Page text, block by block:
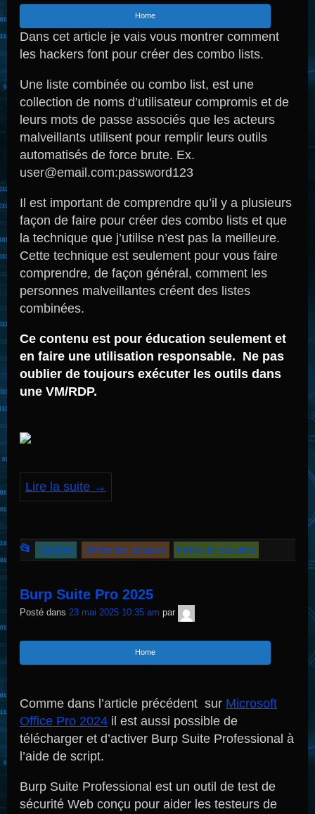
Home
Dans cet article je vais vous montrer comment
les hackers font pour créer des combo lists.
Une liste combinée ou combo list, est une
collection de noms d’utilisateur compromis et de
leurs mots de passe associés que les acteurs
malveillants utilisent pour remplir leurs outils
automatisés de force brute. Ex.
user@email.com:password123
Il est important de comprendre qu’il y a plusieurs
façon de faire pour créer des combo lists et que
la technique que j’utilise n’est pas la meilleure.
Cette technique est seulement pour vous faire
comprendre, de façon général, comment les
personnes malveillantes créent des listes
combinées.
Ce contenu est pour éducation seulement et
en faire une utilisation responsable. Ne pas
oublier de toujours exécuter les outils dans
une VM/RDP.
Lire la suite →
📂
Cet
été
dans
Cracking Différentes attaques Failles de sécurités
Burp Suite Pro 2025
Posté dans 23 mai 2025 10:35 am par
Sécurité
Home
Comme dans l’article précédent sur Microsoft
Office Pro 2024 il est aussi possible de
télécharger et d’activer Burp Suite Professional à
l’aide de script.
Burp Suite Professional est un outil de test de
sécurité Web conçu pour aider les testeurs de